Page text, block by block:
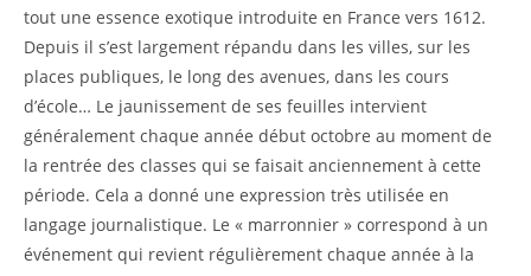
tout une essence exotique introduite en France vers 1612.
Depuis il s’est largement répandu dans les villes, sur les
places publiques, le long des avenues, dans les cours
d’école… Le jaunissement de ses feuilles intervient
généralement chaque année début octobre au moment de
la rentrée des classes qui se faisait anciennement à cette
période. Cela a donné une expression très utilisée en
langage journalistique. Le « marronnier » correspond à un
événement qui revient régulièrement chaque année à la